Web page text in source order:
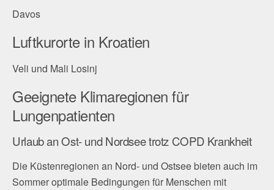
Davos
Luftkurorte in Kroatien
Veli und Mali Losinj
Geeignete Klimaregionen für
Lungenpatienten
Urlaub an Ost- und Nordsee trotz COPD Krankheit
Die Küstenregionen an Nord- und Ostsee bieten auch im
Sommer optimale Bedingungen für Menschen mit